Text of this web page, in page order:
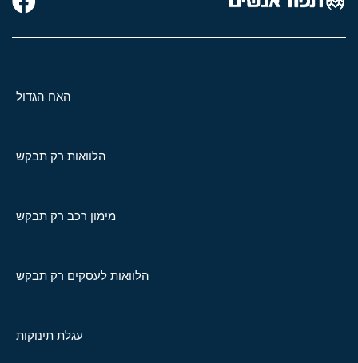
האח הגדול
הלוואות רק תבקש
מימון רכב רק תבקש
הלוואות לעסקים רק תבקש
עגלת תינוקות